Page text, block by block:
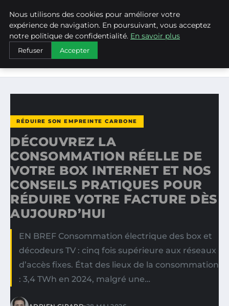
WEARECLIMATECONTROL
ACCUEIL
RÉDUIRE SON EMPREINTE CARBONE
DÉCOUVREZ LA CONSOMMATION RÉELLE DE VOTRE BOX
RÉDUIRE SON EMPREINTE CARBONE
DÉCOUVREZ LA
CONSOMMATION RÉELLE DE
VOTRE BOX INTERNET ET NOS
CONSEILS PRATIQUES POUR
RÉDUIRE VOTRE FACTURE DÈS
AUJOURD’HUI
EN BREF Consommation électrique des box et
décodeurs TV : cinq fois supérieure aux réseaux
d’accès fixes. État des lieux de la consommation
: 3,4 TWh en 2024, malgré une…
Nous utilisons des cookies pour améliorer votre
expérience de navigation. En poursuivant, vous acceptez
notre politique de confidentialité. En savoir plus
Refuser Accepter